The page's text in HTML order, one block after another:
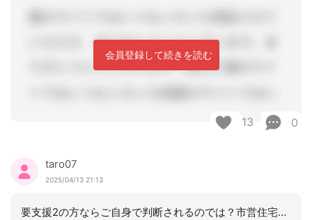
会員登録して続きを読む
13 0
taro07
2025/04/13 21:13
要支援2の方ならご自身で判断されるのでは？市営住宅を希望されるかの本人への確認が